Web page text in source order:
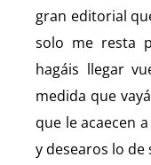
gran editorial
solo me resta
hagáis llegar
medida que
que le acaecen
y desearos lo de